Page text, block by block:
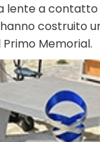
lente a
costruito
Memorial.